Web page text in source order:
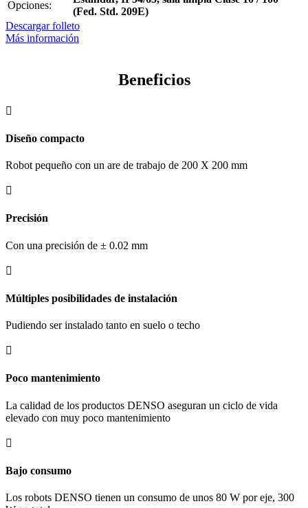
Opciones:
(Fed. Std. 209E)
Descargar folleto
Más información
Beneficios

Diseño compacto
Robot pequeño con un are de trabajo de 200 X 200 mm

Precisión
Con una precisión de ± 0.02 mm

Múltiples posibilidades de instalación
Pudiendo ser instalado tanto en suelo o techo

Poco mantenimiento
La calidad de los productos DENSO aseguran un ciclo de vida
elevado con muy poco mantenimiento

Bajo consumo
Los robots DENSO tienen un consumo de unos 80 W por eje, 300